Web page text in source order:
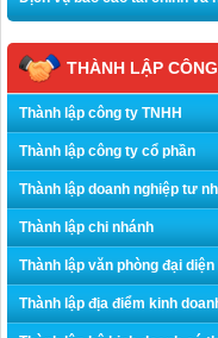
THÀNH LẬP
Thành lập công ty TNHH
Thành lập công ty cổ phần
Thành lập doanh nghiệp tư
Thành lập chi nhánh
Thành lập văn phòng đại diện
Thành lập địa điểm kinh